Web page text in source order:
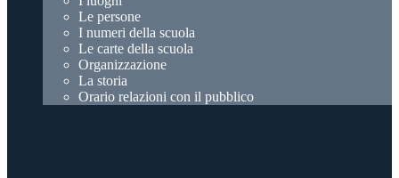
Le persone
I numeri della scuola
Le carte della scuola
Organizzazione
La storia
Orario relazioni con il pubblico